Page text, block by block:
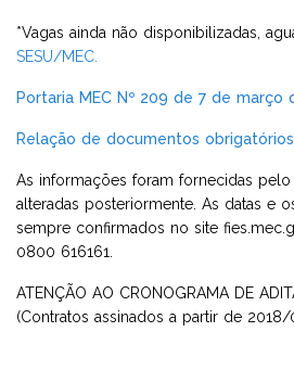
*Vagas ainda não disponibilizadas,
SESU/MEC.
Portaria MEC Nº 209 de 7 de março
Relação de documentos
As informações foram fornecidas
alteradas posteriormente. As datas e
sempre confirmados no site
0800 616161.
ATENÇÃO AO CRONOGRAMA DE
(Contratos assinados a partir de 2018/